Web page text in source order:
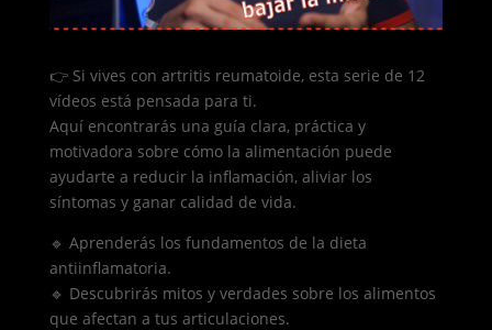
👉 Si vives con artritis reumatoide, esta serie de 12
vídeos está pensada para ti.
Aquí encontrarás una guía clara, práctica y
motivadora sobre cómo la alimentación puede
ayudarte a reducir la inflamación, aliviar los
síntomas y ganar calidad de vida.
🔹 Aprenderás los fundamentos de la dieta
antiinflamatoria.
🔹 Descubrirás mitos y verdades sobre los alimentos
que afectan a tus articulaciones.